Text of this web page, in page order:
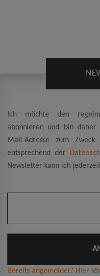
Ich möchte den
abonnieren und bin
Mail-Adresse zum
entsprechend der
Newsletter kann ich
Bereits angemeldet? Hier